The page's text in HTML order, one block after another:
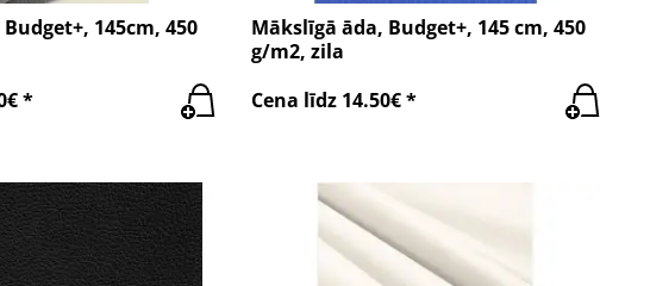
145cm, 450
*
Mākslīgā āda, Budget+, 145 cm, 450
g/m2, zila
Cena līdz 14.50€ *